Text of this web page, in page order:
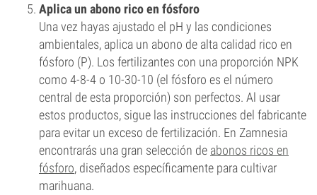
Aplica un abono rico en fósforo
Una vez hayas ajustado el pH y las condiciones
ambientales, aplica un abono de alta calidad rico en
fósforo (P). Los fertilizantes con una proporción NPK
como 4-8-4 o 10-30-10 (el fósforo es el número
central de esta proporción) son perfectos. Al usar
estos productos, sigue las instrucciones del fabricante
para evitar un exceso de fertilización. En Zamnesia
encontrarás una gran selección de abonos ricos en
fósforo, diseñados específicamente para cultivar
marihuana.